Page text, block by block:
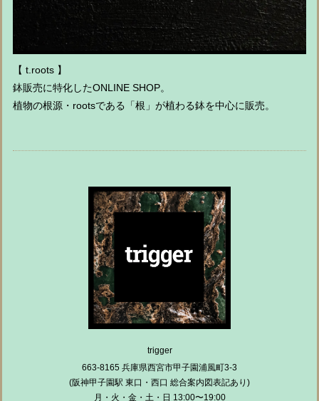
【 t.roots 】
鉢販売に特化したONLINE SHOP。
植物の根源・rootsである「根」が植わる鉢を中心に販売。
trigger
663-8165 兵庫県西宮市甲子園浦風町3-3
(阪神甲子園駅 東口・西口 総合案内図表記あり)
月・火・金・土・日 13:00〜19:00